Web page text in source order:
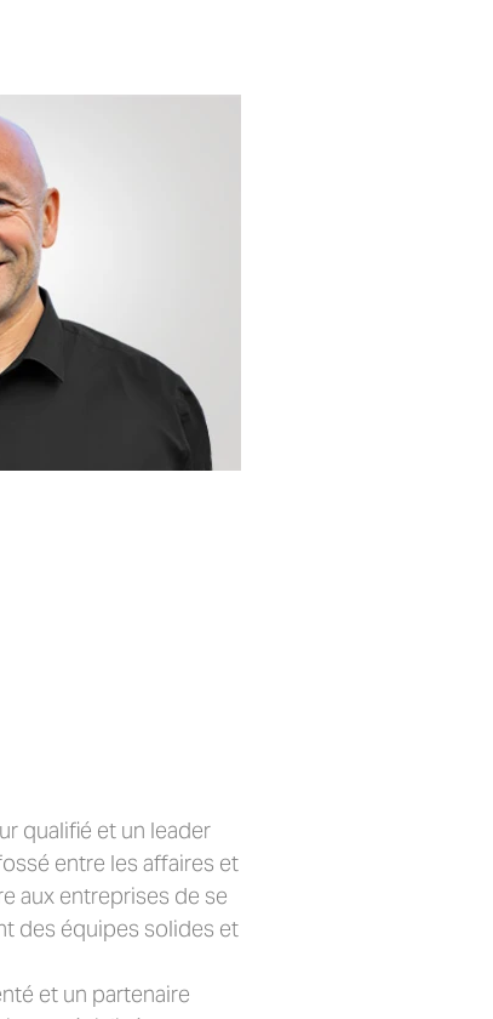
qualifié et un leader
entre les affaires et
aux entreprises de se
des équipes solides et
et un partenaire